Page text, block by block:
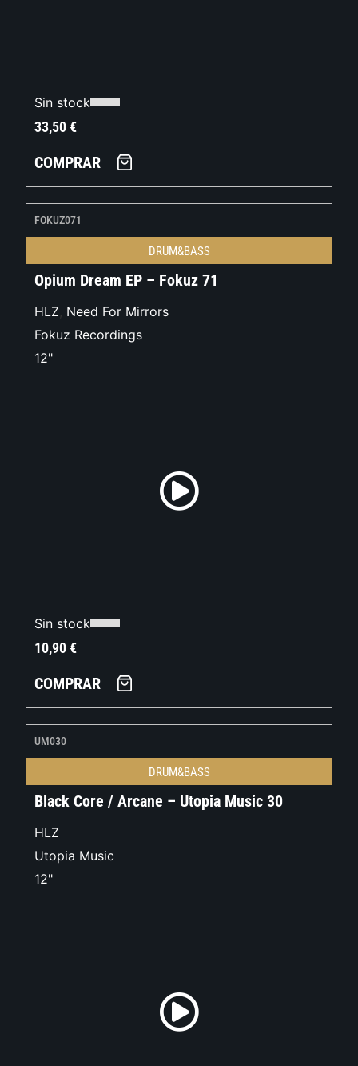
Sin stock
33,50€
COMPRAR
FOKUZ071
DRUM&BASS
Opium Dream EP – Fokuz 71
HLZ, Need For Mirrors
Fokuz Recordings
12"
Sin stock
10,90€
COMPRAR
UM030
DRUM&BASS
Black Core / Arcane – Utopia Music 30
HLZ
Utopia Music
12"